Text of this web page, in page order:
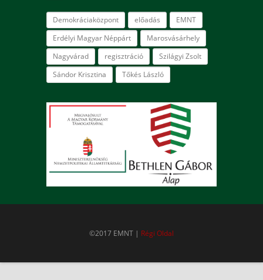
Demokráciaközpont előadás
EMNT
Erdélyi Magyar Néppárt
Marosvásárhely
Nagyvárad
regisztráció
Szilágyi Zsolt
Sándor Krisztina
Tőkés László
©2017 EMNT | Régi Oldal